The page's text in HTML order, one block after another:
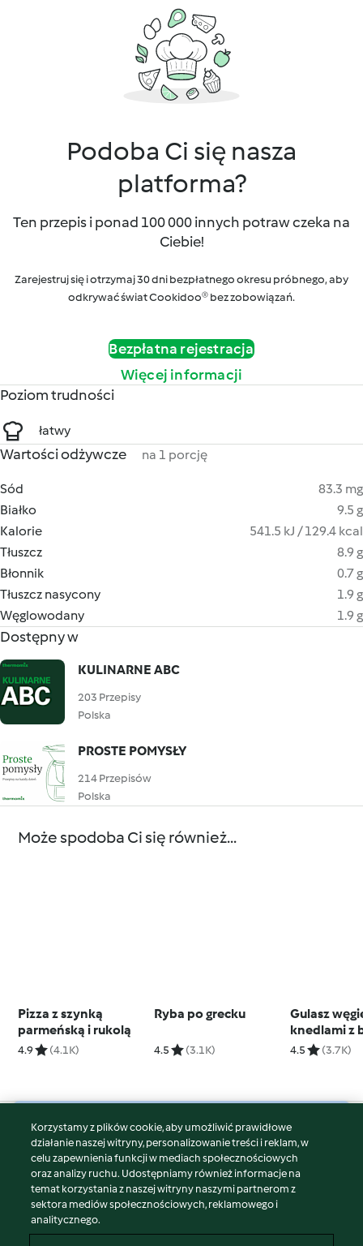
Podoba Ci się nasza
platforma?
Ten przepis i ponad 100 000 innych potraw czeka na
Ciebie!
Zarejestruj się i otrzymaj 30 dni bezpłatnego okresu próbnego, aby
odkrywać świat Cookidoo® bez zobowiązań.
Bezpłatna rejestracja
Więcej informacji
Poziom trudności
łatwy
Wartości odżywcze na 1 porcję
Sód
83.3 mg
Białko
9.5 g
Kalorie
541.5 kJ / 129.4 kcal
Tłuszcz
8.9 g
Błonnik
0.7 g
Tłuszcz nasycony
1.9 g
Węglowodany
1.9 g
Dostępny w
KULINARNE ABC
203 Przepisy
Polska
PROSTE POMYSŁY
214 Przepisów
Polska
Może spodoba Ci się również...
Pizza z szynką
parmeńską i rukolą
4.9 (4.1K)
Ryba po grecku
4.5 (3.1K)
Gulasz
knedlami z
4.5 (3.7K)
© Copyright 2026
Warunki korzystania
Polityka prywatności
Disclaimer
Znak wydawcy
Korzystamy z plików cookie, aby umożliwić prawidłowe
działanie naszej witryny, personalizowanie treści i reklam, w
celu zapewnienia funkcji w mediach społecznościowych
oraz analizy ruchu. Udostępniamy również informacje na
temat korzystania z naszej witryny naszymi partnerom z
sektora mediów społecznościowych, reklamowego i
analitycznego.